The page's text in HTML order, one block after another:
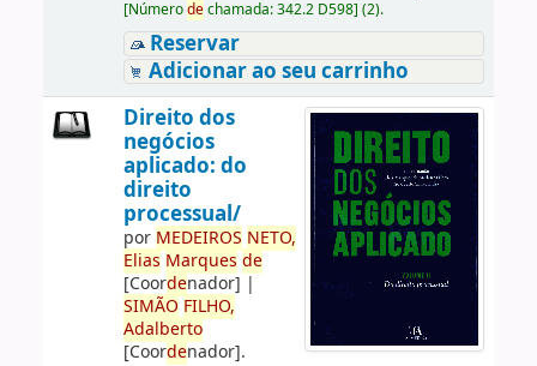
[Númerodechamada:342.2 D598] (2).
Reservar
Adicionar ao seu carrinho
Direito dos
negócios
aplicado: do
direito
processual/
por MEDEIROS NETO,
Elias Marques de
[Coordenador] |
SIMÃO FILHO,
Adalberto
[Coordenador].